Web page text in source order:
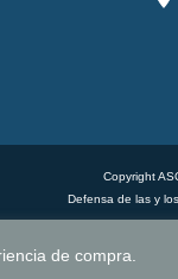
de compra.
Copyright
Defensa de las y